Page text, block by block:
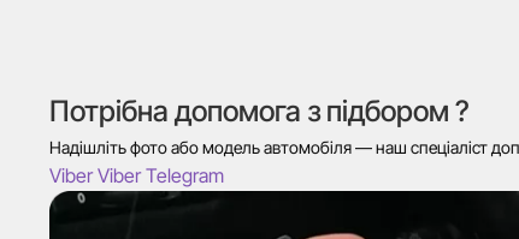
Потрібна допомога з підбором ?
Надішліть фото або модель автомобіля — наш спеціаліст
Viber Viber Telegram